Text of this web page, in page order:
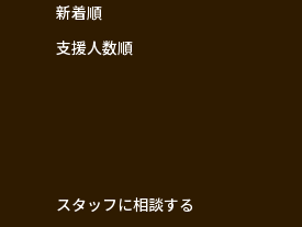
新着順
支援人数順
スタッフに相談する